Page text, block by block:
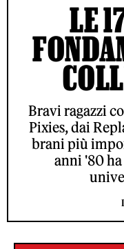
LE
Bravi ragazzi
Pixies, dai
brani più
anni '80